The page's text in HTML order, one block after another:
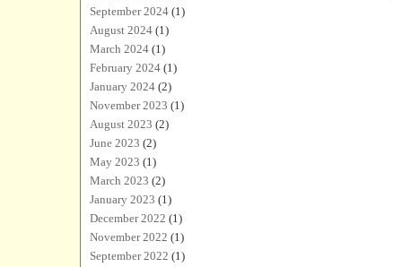
September 2024 (1)
August 2024 (1)
March 2024 (1)
February 2024 (1)
January 2024 (2)
November 2023 (1)
August 2023 (2)
June 2023 (2)
May 2023 (1)
March 2023 (2)
January 2023 (1)
December 2022 (1)
November 2022 (1)
September 2022 (1)